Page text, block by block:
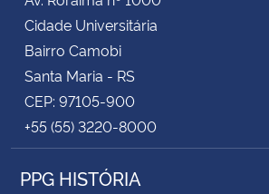
Cidade Universitária
Bairro Camobi
Santa Maria - RS
CEP: 97105-900
+55 (55) 3220-8000
PPG HISTÓRIA